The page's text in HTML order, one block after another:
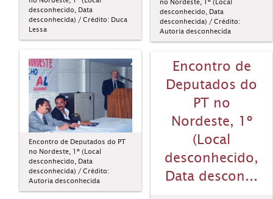
desconhecido, Data
desconhecida) / Crédito: Duca
Lessa
no Nordeste, 1º (Local
desconhecido, Data
desconhecida) / Crédito:
Autoria desconhecida
Encontro de Deputados do PT
no Nordeste, 1º (Local
desconhecido, Data
desconhecida) / Crédito:
Autoria desconhecida
Encontro de
Deputados do
PT no
Nordeste, 1º
(Local
desconhecido,
Data descon...